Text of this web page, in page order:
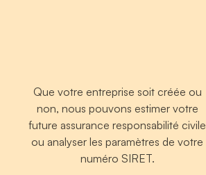
Que votre entreprise soit créée ou
non, nous pouvons estimer votre
future assurance responsabilité civile
ou analyser les paramètres de votre
numéro SIRET.